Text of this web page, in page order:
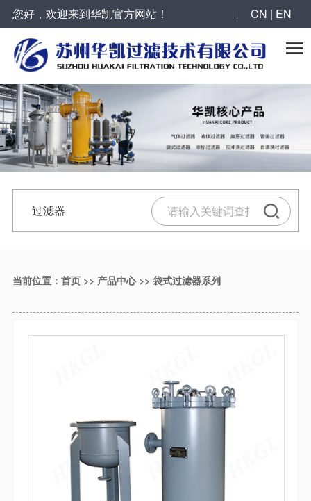
您好，欢迎来到华凯官方网站！ CN | EN

反冲洗过滤器系列
烛式过滤器
自清洗刷式过滤器
活性炭过滤器
微孔反冲洗精密过滤器
并联列管式反冲洗过滤器
全自动自清洗过滤器系列
叠片式过滤器
全自动Y型自清洗过滤器
大流量自清洗过滤器
吸吮式自清洗过滤器
自清洗过滤器
袋式过滤器系列
抱箍型单袋式过滤器
单袋式过滤器
顶入式单袋式过滤器
快速开关多袋式过滤器
碳钢衬胶过滤器
气体过滤器系列
大流量气体过滤器
压缩空气过滤器
气体过滤器
合作案例
工程案例
服务领域
合作伙伴
华凯动态
公司新闻
最新动态
过滤器技术
过滤器
当前位置： 首页>> 产品中心>> 袋式过滤器系列